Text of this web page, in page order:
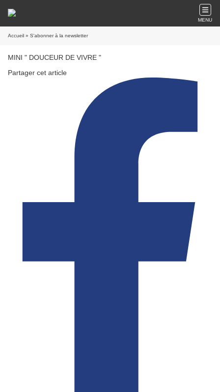
MENU
Accueil » S'abonner à la newsletter
MINI " DOUCEUR DE VIVRE "
Partager cet article